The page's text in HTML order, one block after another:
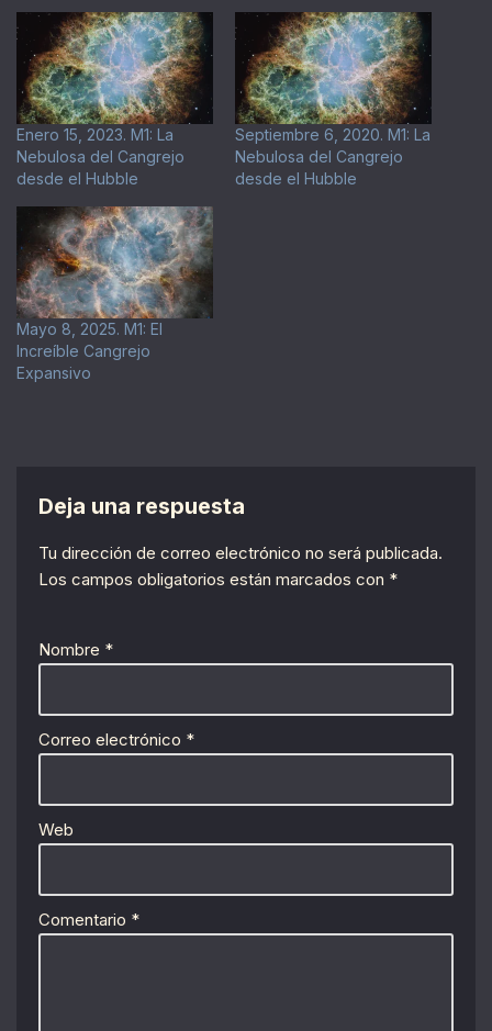
Enero 15, 2023. M1: La
Nebulosa del Cangrejo
desde el Hubble
Septiembre 6, 2020. M1: La
Nebulosa del Cangrejo
desde el Hubble
Mayo 8, 2025. M1: El
Increíble Cangrejo
Expansivo
Deja una respuesta
Tu dirección de correo electrónico no será publicada.
Los campos obligatorios están marcados con *
Nombre *
Correo electrónico *
Web
Comentario *